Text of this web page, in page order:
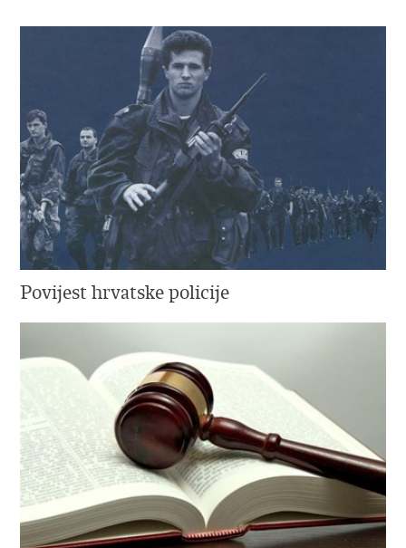
Povijest hrvatske policije